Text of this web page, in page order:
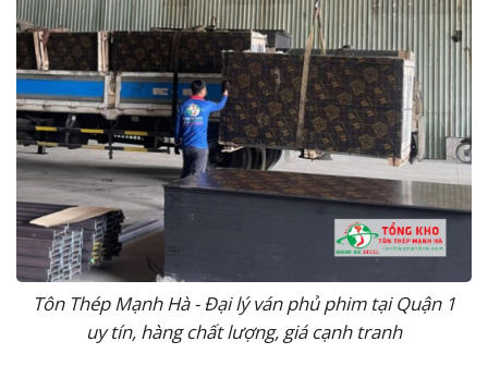
Tôn Thép Mạnh Hà - Đại lý ván phủ phim tại Quận 1
uy tín, hàng chất lượng, giá cạnh tranh